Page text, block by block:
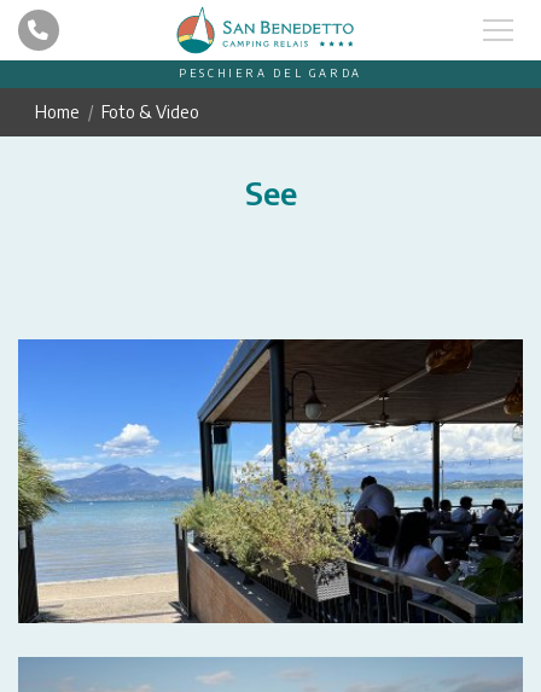
PESCHIERA DEL GARDA
Home Foto & Video
See